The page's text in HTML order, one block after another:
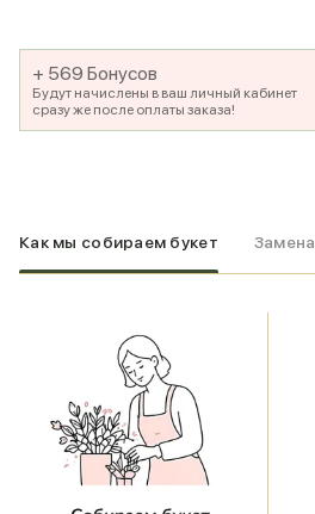
+ 569 Бонусов
Будут начислены в ваш личный кабинет
сразу же после оплаты заказа!
Как мы собираем букет Замена